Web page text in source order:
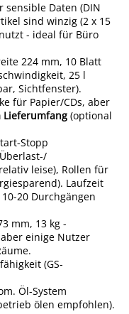
sensible Daten (DIN
sind winzig (2 x 15
- ideal für Büro
224 mm, 10 Blatt
25 l
Sichtfenster).
für Papier/CDs, aber
Lieferumfang (optional
Stopp
leise), Rollen für
Laufzeit
20 Durchgängen
mm, 13 kg -
einige Nutzer
(GS-
Öl-System
ölen empfohlen).